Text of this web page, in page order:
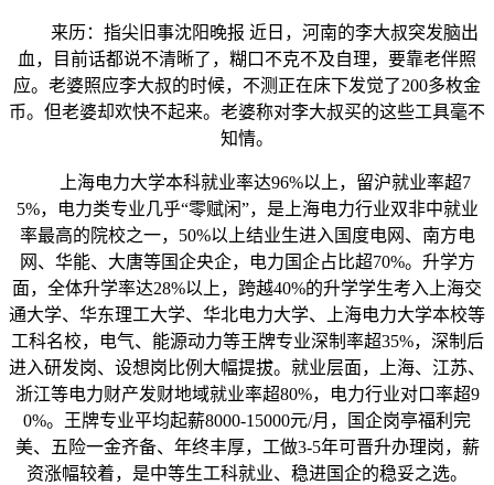
来历：指尖旧事沈阳晚报 近日，河南的李大叔突发脑出
血，目前话都说不清晰了，糊口不克不及自理，要靠老伴照
应。老婆照应李大叔的时候，不测正在床下发觉了200多枚金
币。但老婆却欢快不起来。老婆称对李大叔买的这些工具毫不
知情。
上海电力大学本科就业率达96%以上，留沪就业率超7
5%，电力类专业几乎“零赋闲”，是上海电力行业双非中就业
率最高的院校之一，50%以上结业生进入国度电网、南方电
网、华能、大唐等国企央企，电力国企占比超70%。升学方
面，全体升学率达28%以上，跨越40%的升学学生考入上海交
通大学、华东理工大学、华北电力大学、上海电力大学本校等
工科名校，电气、能源动力等王牌专业深制率超35%，深制后
进入研发岗、设想岗比例大幅提拔。就业层面，上海、江苏、
浙江等电力财产发财地域就业率超80%，电力行业对口率超9
0%。王牌专业平均起薪8000-15000元/月，国企岗亭福利完
美、五险一金齐备、年终丰厚，工做3-5年可晋升办理岗，薪
资涨幅较着，是中等生工科就业、稳进国企的稳妥之选。